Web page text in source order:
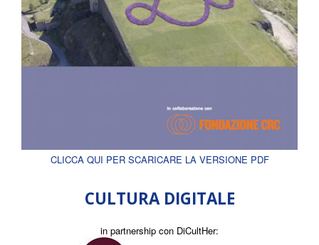
CLICCA QUI PER SCARICARE LA VERSIONE PDF
CULTURA DIGITALE
in partnership con DiCultHer: